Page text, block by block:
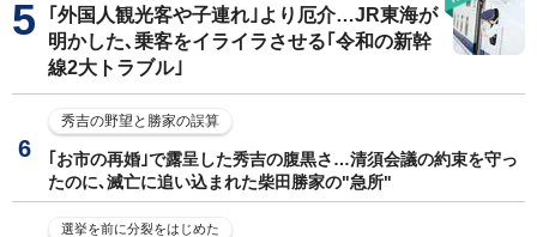
｢外国人観光客や子連れ｣より厄介…JR東海が
明かした､乗客をイライラさせる｢令和の新幹
線2大トラブル｣
秀吉の野望と勝家の誤算
｢お市の再婚｣で露呈した秀吉の腹黒さ…清須会議の約束を守っ
たのに､滅亡に追い込まれた柴田勝家の"急所"
選挙を前に分裂をはじめた